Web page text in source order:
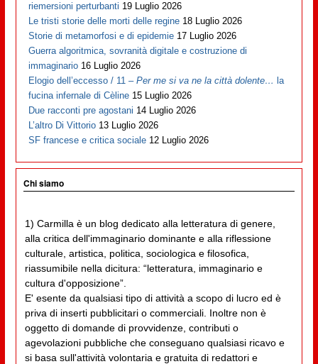
riemersioni perturbanti 19 Luglio 2026
Le tristi storie delle morti delle regine 18 Luglio 2026
Storie di metamorfosi e di epidemie 17 Luglio 2026
Guerra algoritmica, sovranità digitale e costruzione di
immaginario 16 Luglio 2026
Elogio dell’eccesso / 11 –Per me si va ne la città dolente… la
fucina infernale di Cèline 15 Luglio 2026
Due racconti pre agostani 14 Luglio 2026
L’altro Di Vittorio 13 Luglio 2026
SF francese e critica sociale 12 Luglio 2026
Chi siamo
1) Carmilla è un blog dedicato alla letteratura di genere,
alla critica dell'immaginario dominante e alla riflessione
culturale, artistica, politica, sociologica e filosofica,
riassumibile nella dicitura: “letteratura, immaginario e
cultura d'opposizione”.
E' esente da qualsiasi tipo di attività a scopo di lucro ed è
priva di inserti pubblicitari o commerciali. Inoltre non è
oggetto di domande di provvidenze, contributi o
agevolazioni pubbliche che conseguano qualsiasi ricavo e
si basa sull'attività volontaria e gratuita di redattori e